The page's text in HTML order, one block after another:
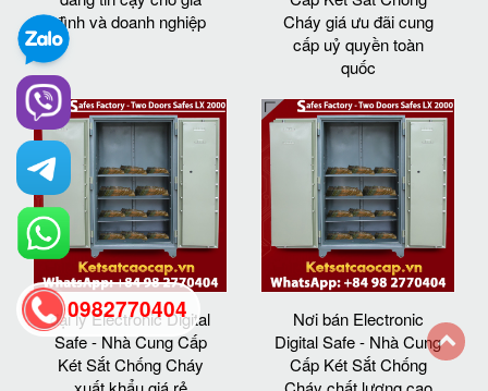
đình và doanh nghiệp
Cháy giá ưu đãi cung
cấp uỷ quyền toàn
quốc
đại lý Electronic Digital
Safe - Nhà Cung Cấp
Két Sắt Chống Cháy
Nơi bán Electronic
Digital Safe - Nhà Cung
Cấp Két Sắt Chống
0982770404